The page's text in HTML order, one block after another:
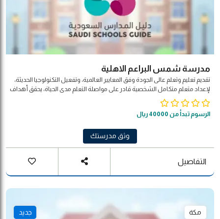
مدرسة شمس البراعم الاهلية
تقديم تعليم وتعلم عالى الجودة وفق المعايير العالمية، وتفعيل التكنولوجيا الحديثة،
لإعداد متعلم متكامل الشخصية قادر على مواصلة التعلم مدى الحياة، يحقق أهداف
المجتمع والوطن والأمة.
الرسوم تبدأ من 40000 ريال
وثق مدرستك
التفاصيل
مكة جديد